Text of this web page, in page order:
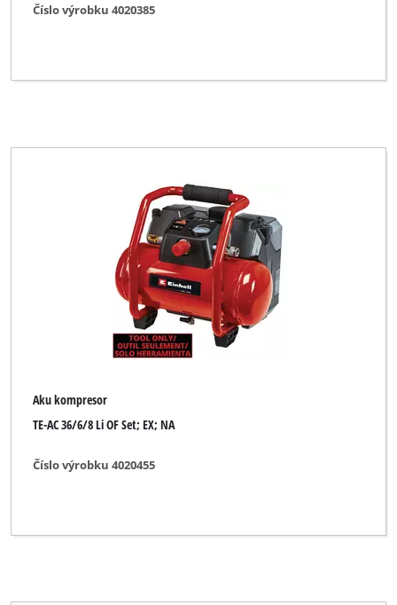
Číslo výrobku 4020385
Aku kompresor
TE-AC 36/6/8 Li OF Set; EX; NA
Číslo výrobku 4020455